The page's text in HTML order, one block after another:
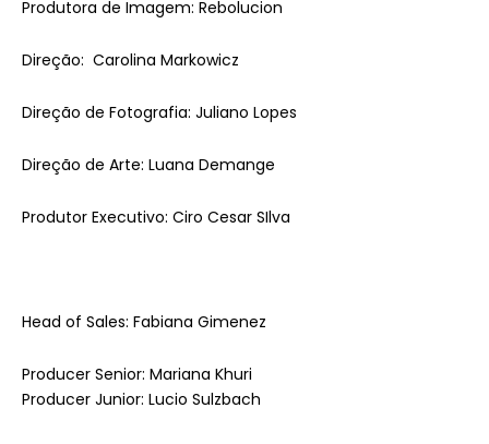
Produtora de Imagem: Rebolucion
Direção: Carolina Markowicz
Direção de Fotografia: Juliano Lopes
Direção de Arte: Luana Demange
Produtor Executivo: Ciro Cesar SIlva
Head of Sales: Fabiana Gimenez
Producer Senior: Mariana Khuri
Producer Junior: Lucio Sulzbach